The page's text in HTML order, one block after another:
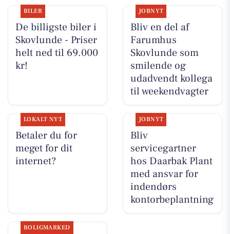
BILER
De billigste biler i
Skovlunde - Priser
helt ned til 69.000
kr!
JOBNYT
Bliv en del af
Farumhus
Skovlunde som
smilende og
udadvendt kollega
til weekendvagter
LOKALT NYT
Betaler du for
meget for dit
internet?
JOBNYT
Bliv
servicegartner
hos Daarbak Plant
med ansvar for
indendørs
kontorbeplantning
BOLIGMARKED